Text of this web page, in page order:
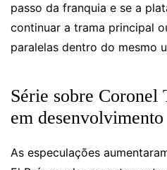
passo da franquia e se a
continuar a trama principal
paralelas dentro do mesmo
Série sobre Coronel
em desenvolvimento
As especulações